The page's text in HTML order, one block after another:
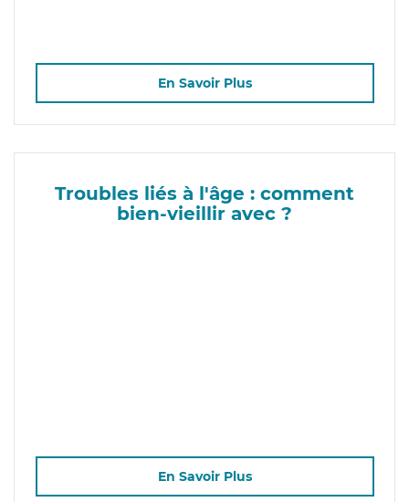
En Savoir Plus
Troubles liés à l'âge : comment
bien-vieillir avec ?
En Savoir Plus